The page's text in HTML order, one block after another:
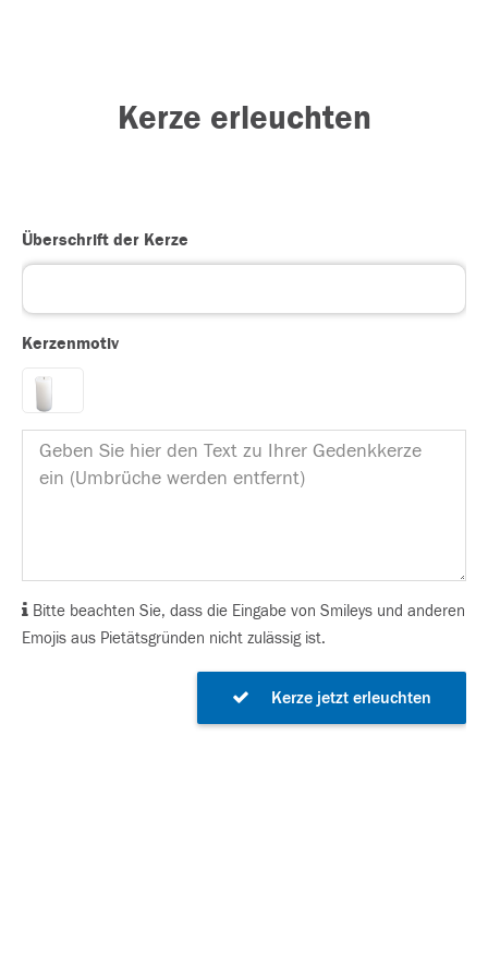
Kerze erleuchten
Überschrift der Kerze
Kerzenmotiv
Bitte beachten Sie, dass die Eingabe von Smileys und anderen
Emojis aus Pietätsgründen nicht zulässig ist.
Kerze jetzt erleuchten